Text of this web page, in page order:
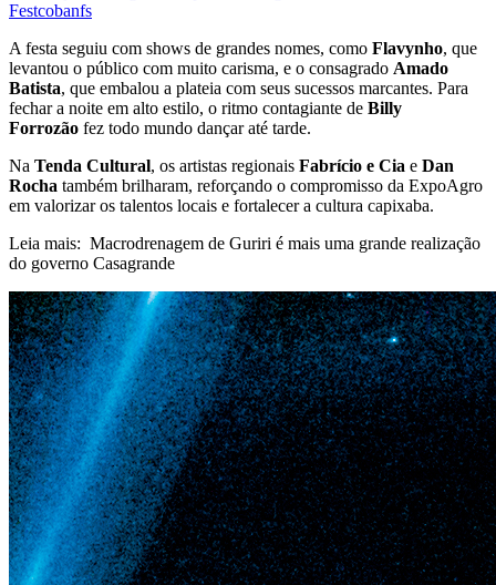
Festcobanfs
A festa seguiu com shows de grandes nomes, como Flavynho, que
levantou o público com muito carisma, e o consagrado Amado
Batista, que embalou a plateia com seus sucessos marcantes. Para
fechar a noite em alto estilo, o ritmo contagiante de Billy
Forrozão fez todo mundo dançar até tarde.
Na Tenda Cultural, os artistas regionais Fabrício e Cia e Dan
Rocha também brilharam, reforçando o compromisso da ExpoAgro
em valorizar os talentos locais e fortalecer a cultura capixaba.
Leia mais: Macrodrenagem de Guriri é mais uma grande realização
do governo Casagrande